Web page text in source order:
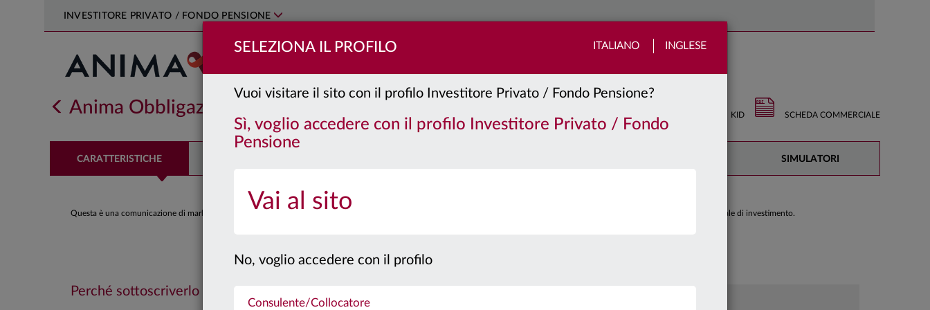
SELEZIONA IL PROFILO ITALIANO INGLESE
Vuoi visitare il sito con il profilo Investitore Privato / Fondo Pensione?
Sì, voglio accedere con il profilo Investitore Privato / Fondo
Pensione
Vai al sito
No, voglio accedere con il profilo
Consulente/Collocatore
INVESTITORE PRIVATO / FONDO PENSIONE
Anima Obbligazionario Euro BT SCHEDA COMMERCIALE
KID
CARATTERISTICHE SIMULATORI
Questa è una comunicazione di marketing. Si prega di consultare il prospetto e il documento contenente le informazioni chiave per gli investitori prima di prendere una decisione finale di investimento.
Caratteristiche
Perché sottoscriverlo